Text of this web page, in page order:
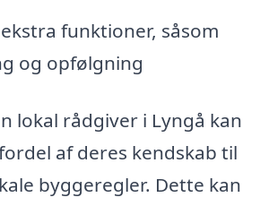
funktioner, såsom
og opfølgning
lokal rådgiver i Lyngå kan
af deres kendskab til
byggeregler. Dette kan